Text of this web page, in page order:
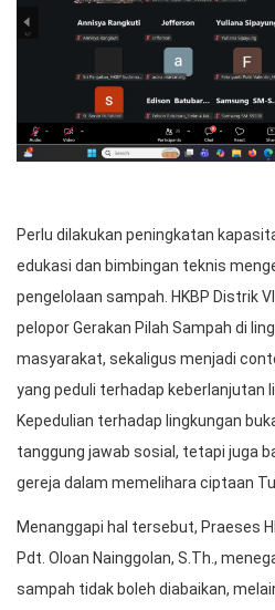
Perlu dilakukan peningkatan
edukasi dan bimbingan teknis
pengelolaan sampah. HKBP Distrik
pelopor Gerakan Pilah Sampah di
masyarakat, sekaligus menjadi
yang peduli terhadap keberlanjutan
Kepedulian terhadap lingkungan
tanggung jawab sosial, tetapi juga
gereja dalam memelihara ciptaan
Menanggapi hal tersebut, Praeses
Pdt. Oloan Nainggolan, S.Th.,
sampah tidak boleh diabaikan,